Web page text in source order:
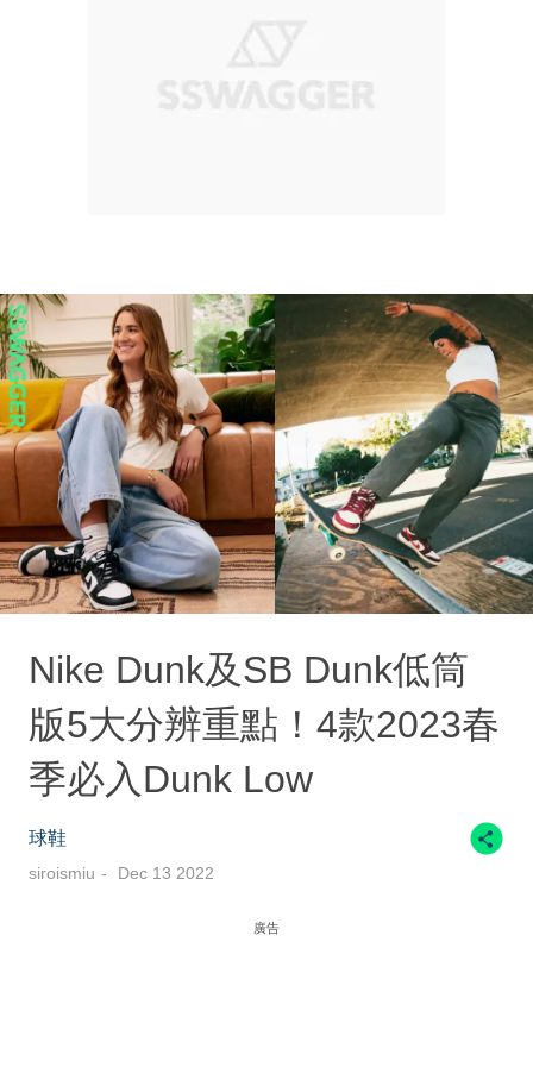
Nike Dunk及SB Dunk低筒
版5大分辨重點！4款2023春
季必入Dunk Low
球鞋
siroismiu Dec 13 2022
廣告